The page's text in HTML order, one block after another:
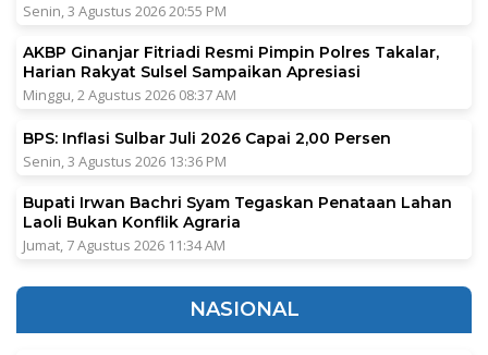
Senin, 3 Agustus 2026 20:55 PM
AKBP Ginanjar Fitriadi Resmi Pimpin Polres Takalar,
Harian Rakyat Sulsel Sampaikan Apresiasi
Minggu, 2 Agustus 2026 08:37 AM
BPS: Inflasi Sulbar Juli 2026 Capai 2,00 Persen
Senin, 3 Agustus 2026 13:36 PM
Bupati Irwan Bachri Syam Tegaskan Penataan Lahan
Laoli Bukan Konflik Agraria
Jumat, 7 Agustus 2026 11:34 AM
NASIONAL